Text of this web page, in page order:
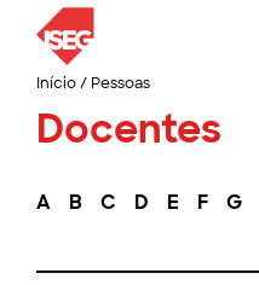
Início/ Pessoas
Docentes
A B C D E F G